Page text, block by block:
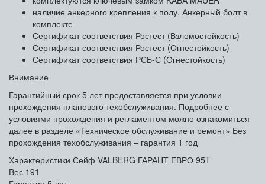
наличие анкерного крепления к полу. Анкерный болт в
комплекте
Сертификат соответствия Ростест (Взломостойкость)
Сертификат соответствия Ростест (Огнестойкость)
Сертификат соответствия РСБ-С (Огнестойкость)
Внимание
Гарантийный срок 5 лет предоставляется при условии
прохождения планового техобслуживания. Подробнее с
условиями прохождения и регламентом можно ознакомиться
далее в разделе «Техническое обслуживание и ремонт» Без
прохождения техобслуживания – гарантия 1 год
Характеристики Сейф VALBERG ГАРАНТ ЕВРО 95T
Вес 191